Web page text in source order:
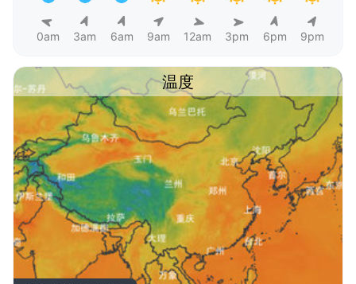
0am 3am 6am 9am 12am 3pm 6pm 9pm
温度